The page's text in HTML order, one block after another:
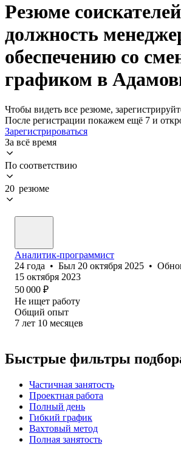
Резюме
должность
обеспечению со
графиком в
Чтобы видеть все резюме,
После регистрации покажем ещё 7 и
Зарегистрироваться
За всё время
По соответствию
20 резюме
Аналитик-программист
24 года • Был 20 октября 2025 •
15 октября 2023
50 000 ₽
Не ищет работу
Общий опыт
7 лет 10 месяцев
Быстрые фильтры
Частичная занятость
Проектная работа
Полный день
Гибкий график
Вахтовый метод
Полная занятость